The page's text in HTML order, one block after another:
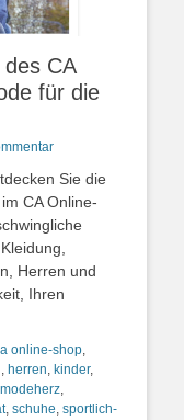
CA
für die
Sie die
CA Online-
Herren und
Ihren
online-shop,
, herren, kinder,
modeherz,
, schuhe, sportlich-